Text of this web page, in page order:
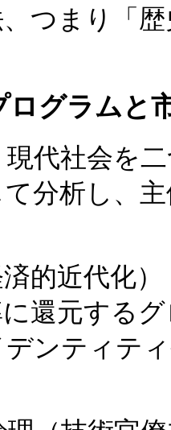
つまり「
ログラムと
現代社会を
分析し、
的近代化
還元する
ンティテ